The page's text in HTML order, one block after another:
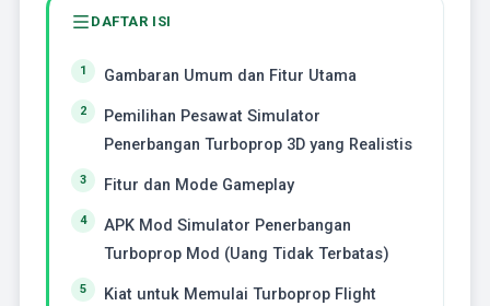
DAFTAR ISI
Gambaran Umum dan Fitur Utama
Pemilihan Pesawat Simulator
Penerbangan Turboprop 3D yang Realistis
Fitur dan Mode Gameplay
APK Mod Simulator Penerbangan
Turboprop Mod (Uang Tidak Terbatas)
Kiat untuk Memulai Turboprop Flight